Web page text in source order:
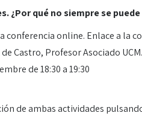
¿Por qué no siempre se
conferencia online. Enlace a la
Castro, Profesor Asociado
de 18:30 a 19:30
de ambas actividades